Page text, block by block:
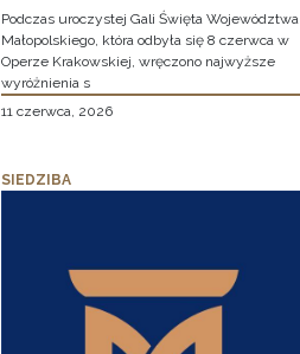
Podczas uroczystej Gali Święta Województwa
Małopolskiego, która odbyła się 8 czerwca w
Operze Krakowskiej, wręczono najwyższe
wyróżnienia s
11 czerwca, 2026
SIEDZIBA